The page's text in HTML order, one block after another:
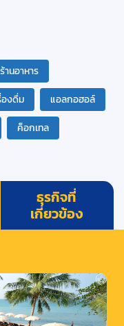
ร้านอาหาร
องดื่ม
แอลกอฮอล์
ค็อกเทล
ธุรกิจที่
เกี่ยวข้อง